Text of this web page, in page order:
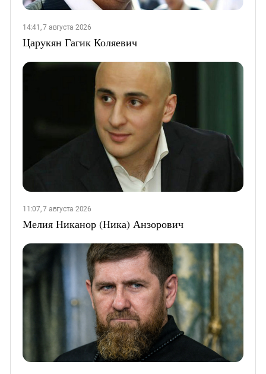
14:41, 7 августа 2026
Царукян Гагик Коляевич
11:07, 7 августа 2026
Мелия Никанор (Ника) Анзорович